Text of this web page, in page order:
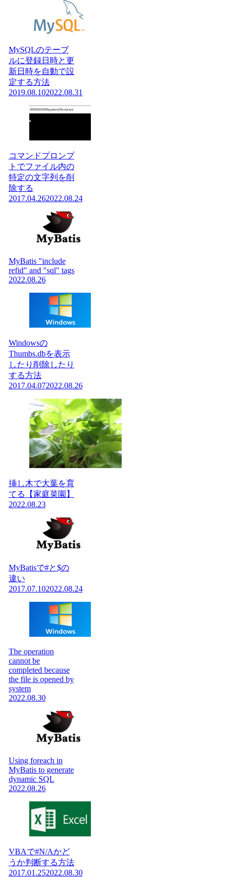
MySQLのテーブ
ルに登録日時と更
新日時を自動で設
定する方法
2019.08.102022.08.31
コマンドプロンプ
トでファイル内の
特定の文字列を削
除する
2017.04.262022.08.24
MyBatis "include
refid" and "sql" tags
2022.08.26
Windowsの
Thumbs.dbを表示
したり削除したり
する方法
2017.04.072022.08.26
挿し木で大葉を育
てる【家庭菜園】
2022.08.23
MyBatisで#と$の
違い
2017.07.102022.08.24
The operation
cannot be
completed because
the file is opened by
system
2022.08.30
Using foreach in
MyBatis to generate
dynamic SQL
2022.08.26
VBAで#N/Aかど
うか判断する方法
2017.01.252022.08.30